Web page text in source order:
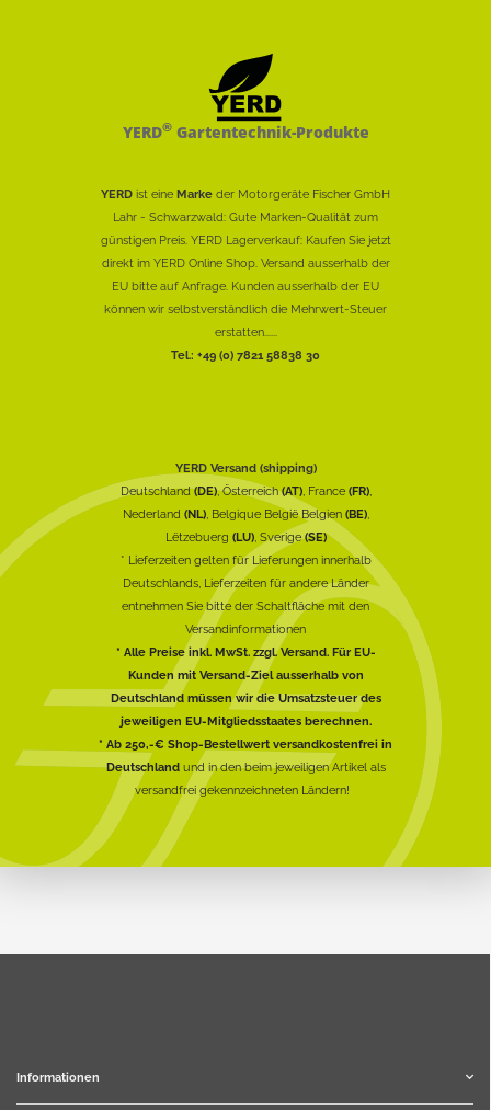
YERD®Gartentechnik-Produkte
YERD ist eine Marke der Motorgeräte Fischer GmbH
Lahr - Schwarzwald: Gute Marken-Qualität zum
günstigen Preis. YERD Lagerverkauf: Kaufen Sie jetzt
direkt im YERD Online Shop. Versand ausserhalb der
EU bitte auf Anfrage. Kunden ausserhalb der EU
können wir selbstverständlich die Mehrwert-Steuer
erstatten......
Tel.: +49 (0) 7821 58838 30
YERD Versand (shipping)
Deutschland(DE), Österreich(AT), France (FR),
Nederland (NL), Belgique België Belgien (BE),
Lëtzebuerg (LU), Sverige(SE)
* Lieferzeiten gelten für Lieferungen innerhalb
Deutschlands, Lieferzeiten für andere Länder
entnehmen Sie bitte der Schaltfläche mit den
Versandinformationen
* Alle Preise inkl. MwSt. zzgl. Versand. Für EU-
Kunden mit Versand-Ziel ausserhalb von
Deutschland müssen wir die Umsatzsteuer des
jeweiligen EU-Mitgliedsstaates berechnen.
* Ab 250,-€ Shop-Bestellwert versandkostenfrei in
Deutschlandund in den beim jeweiligen Artikel als
versandfrei gekennzeichneten Ländern!
Informationen